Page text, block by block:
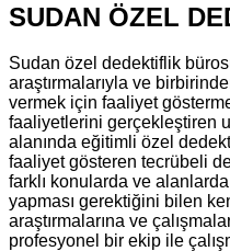
SUDAN ÖZEL
Sudan özel dedektiflik
araştırmalarıyla ve
vermek için faaliyet
faaliyetlerini gerçekleştiren
alanında eğitimli özel
faaliyet gösteren tecrübeli
farklı konularda ve
yapması gerektiğini bilen
araştırmalarına ve
profesyonel bir ekip ile